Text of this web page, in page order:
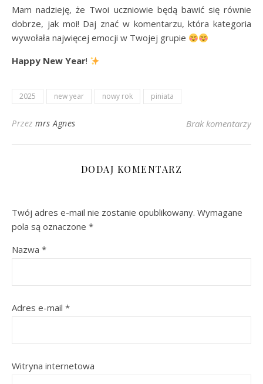
Mam nadzieję, że Twoi uczniowie będą bawić się równie
dobrze, jak moi! Daj znać w komentarzu, która kategoria
wywołała najwięcej emocji w Twojej grupie
Happy New Year!
2025 new year nowy rok piniata
Przez mrs Agnes Brak komentarzy
DODAJ KOMENTARZ
Twój adres e-mail nie zostanie opublikowany. Wymagane
pola są oznaczone *
Nazwa *
Adres e-mail *
Witryna internetowa